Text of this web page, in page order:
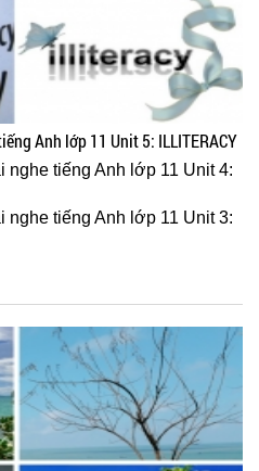
Anh lớp 11 Unit 5: ILLITERACY
nghe tiếng Anh lớp 11 Unit 4:
nghe tiếng Anh lớp 11 Unit 3: